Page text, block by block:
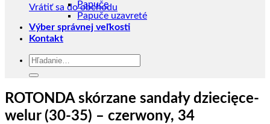
Vrátiť sa do obchodu
Papuče
Papuče uzavreté
Výber správnej veľkosti
Kontakt
Hľadať:
ROTONDA skórzane sandały dziecięce-
welur (30-35) – czerwony, 34